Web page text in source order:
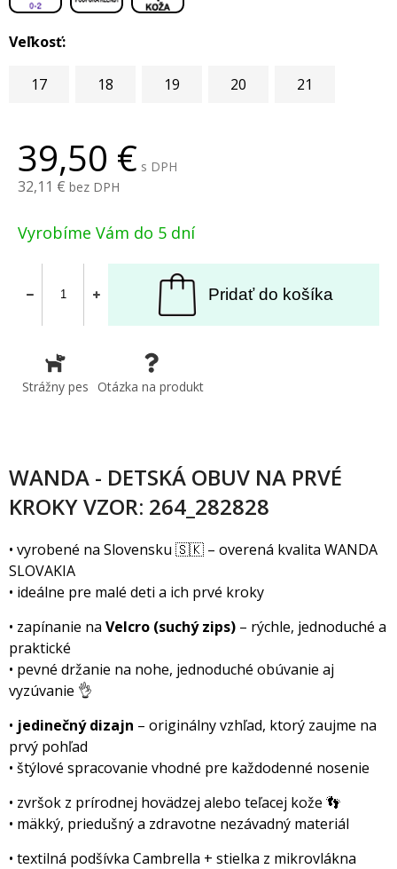
39,50 s DPH
32,11 bez DPH
Vyrobíme Vám do 5 dní
Pridať do košíka
Strážny pes Otázka na produkt
Veľkosť:
17 18 19 20 21
WANDA - DETSKÁ OBUV NA PRVÉ
KROKY VZOR: 264_282828
• vyrobené na Slovensku 🇸🇰 – overená kvalita WANDA
SLOVAKIA
• ideálne pre malé deti a ich prvé kroky
• zapínanie na Velcro (suchý zips) – rýchle, jednoduché a
praktické
• pevné držanie na nohe, jednoduché obúvanie aj
vyzúvanie 👌
• jedinečný dizajn – originálny vzhľad, ktorý zaujme na
prvý pohľad
• štýlové spracovanie vhodné pre každodenné nosenie
• zvršok z prírodnej hovädzej alebo teľacej kože 👣
• mäkký, priedušný a zdravotne nezávadný materiál
• textilná podšívka Cambrella + stielka z mikrovlákna